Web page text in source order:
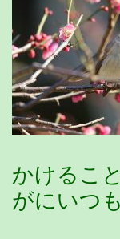
かけるこ
がにいつ